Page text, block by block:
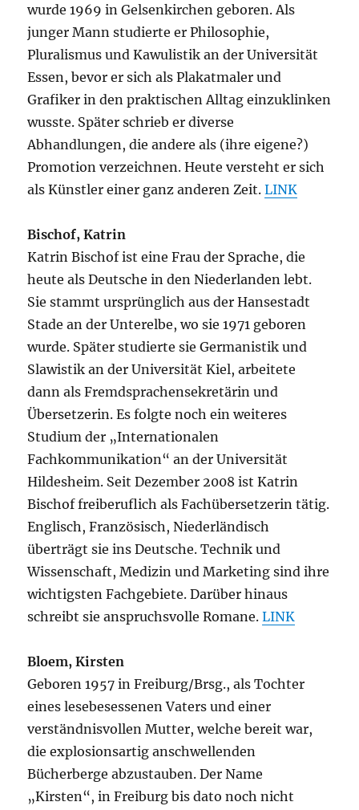
wurde 1969 in Gelsenkirchen geboren. Als
junger Mann studierte er Philosophie,
Pluralismus und Kawulistik an der Universität
Essen, bevor er sich als Plakatmaler und
Grafiker in den praktischen Alltag einzuklinken
wusste. Später schrieb er diverse
Abhandlungen, die andere als (ihre eigene?)
Promotion verzeichnen. Heute versteht er sich
als Künstler einer ganz anderen Zeit.LINK
Bischof, Katrin
Katrin Bischof ist eine Frau der Sprache, die
heute als Deutsche in den Niederlanden lebt.
Sie stammt ursprünglich aus der Hansestadt
Stade an der Unterelbe, wo sie 1971 geboren
wurde. Später studierte sie Germanistik und
Slawistik an der Universität Kiel, arbeitete
dann als Fremdsprachensekretärin und
Übersetzerin. Es folgte noch ein weiteres
Studium der „Internationalen
Fachkommunikation“ an der Universität
Hildesheim. Seit Dezember 2008 ist Katrin
Bischof freiberuflich als Fachübersetzerin tätig.
Englisch, Französisch, Niederländisch
überträgt sie ins Deutsche. Technik und
Wissenschaft, Medizin und Marketing sind ihre
wichtigsten Fachgebiete. Darüber hinaus
schreibt sie anspruchsvolle Romane.LINK
Bloem, Kirsten
Geboren 1957 in Freiburg/Brsg., als Tochter
eines lesebesessenen Vaters und einer
verständnisvollen Mutter, welche bereit war,
die explosionsartig anschwellenden
Bücherberge abzustauben. Der Name
„Kirsten“, in Freiburg bis dato noch nicht